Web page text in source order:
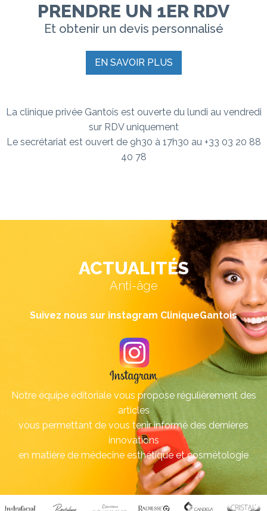
PRENDRE UN 1ER RDV
Et obtenir un devis personnalisé
EN SAVOIR PLUS
La clinique privée Gantois est ouverte du lundi au vendredi
sur RDV uniquement
Le secrétariat est ouvert de 9h30 à 17h30 au +33 03 20 88
40 78
ACTUALITÉS
Anti-âge
Suivez nous sur instagram CliniqueGantois
Notre équipe éditoriale vous propose régulièrement des
articles
vous permettant de vous tenir informé des dernières
innovations
en matière de médecine esthétique et cosmétologie